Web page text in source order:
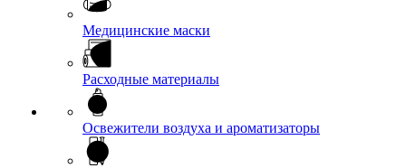
Медицинские маски
Расходные материалы
Освежители воздуха и ароматизаторы